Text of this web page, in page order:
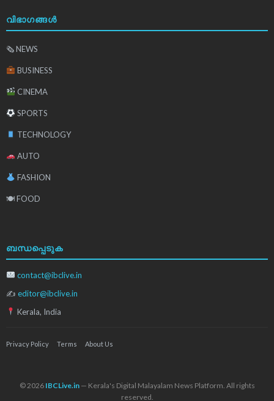
വിഭാഗങ്ങൾ
🗞 NEWS
BUSINESS
CINEMA
SPORTS
TECHNOLOGY
AUTO
FASHION
🍽 FOOD
ബന്ധപ്പെടുക
contact@ibclive.in
✍ editor@ibclive.in
Kerala, India
Privacy Policy Terms About Us
© 2026 IBCLive.in— Kerala's Digital Malayalam News Platform. All rights
reserved.